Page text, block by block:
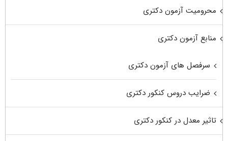
محرومیت آزمون دکتری
منابع آزمون دکتری
سرفصل های آزمون دکتری
ضرایب دروس کنکور دکتری
تاثیر معدل در کنکور دکتری